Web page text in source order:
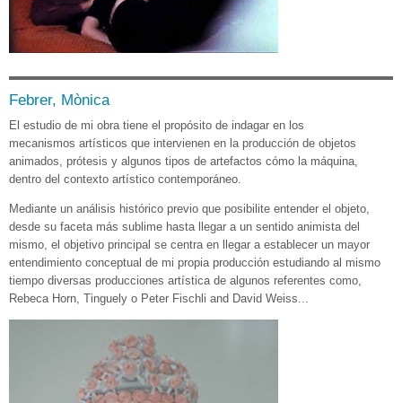
Febrer, Mònica
El estudio de mi obra tiene el propósito de indagar en los
mecanismos artísticos que intervienen en la producción de objetos
animados, prótesis y algunos tipos de artefactos cómo la máquina,
dentro del contexto artístico contemporáneo.
Mediante un análisis histórico previo que posibilite entender el objeto,
desde su faceta más sublime hasta llegar a un sentido animista del
mismo, el objetivo principal se centra en llegar a establecer un mayor
entendimiento conceptual de mi propia producción estudiando al mismo
tiempo diversas producciones artística de algunos referentes como,
Rebeca Horn, Tinguely o Peter Fischli and David Weiss...